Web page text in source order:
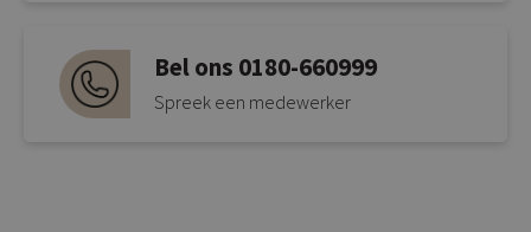
Bel ons 0180-660999
Spreek een medewerker